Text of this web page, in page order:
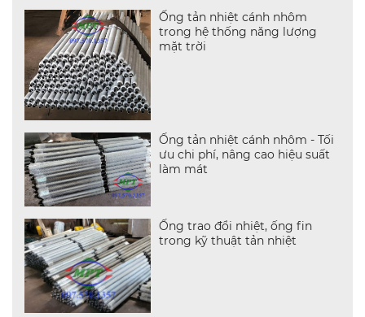
Ống tản nhiệt cánh nhôm
trong hệ thống năng lượng
mặt trời
Ống tản nhiệt cánh nhôm - Tối
ưu chi phí, nâng cao hiệu suất
làm mát
Ống trao đổi nhiệt, ống fin
trong kỹ thuật tản nhiệt